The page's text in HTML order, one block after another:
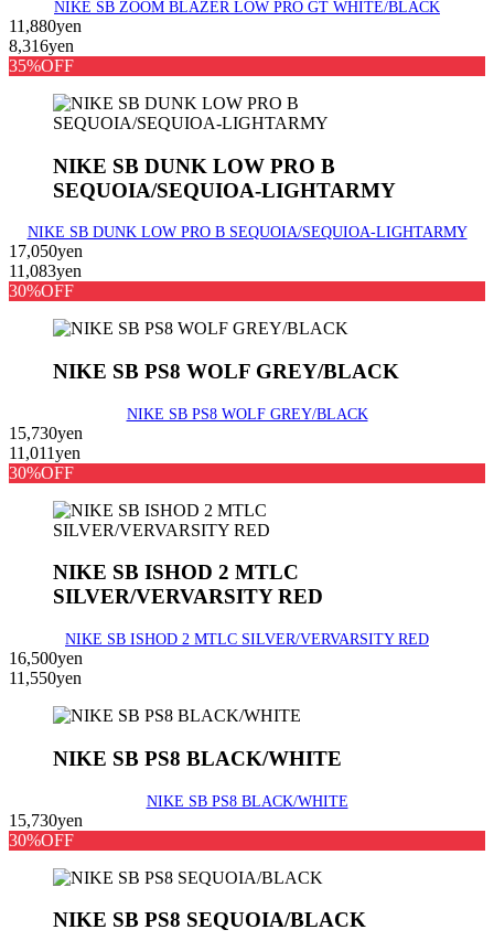
NIKE SB ZOOM BLAZER LOW PRO GT WHITE/BLACK
11,880yen
8,316yen
35%OFF
NIKE SB DUNK LOW PRO B
SEQUOIA/SEQUIOA-LIGHTARMY
NIKE SB DUNK LOW PRO B SEQUOIA/SEQUIOA-LIGHTARMY
17,050yen
11,083yen
30%OFF
NIKE SB PS8 WOLF GREY/BLACK
NIKE SB PS8 WOLF GREY/BLACK
15,730yen
11,011yen
30%OFF
NIKE SB ISHOD 2 MTLC
SILVER/VERVARSITY RED
NIKE SB ISHOD 2 MTLC SILVER/VERVARSITY RED
16,500yen
11,550yen
NIKE SB PS8 BLACK/WHITE
NIKE SB PS8 BLACK/WHITE
15,730yen
30%OFF
NIKE SB PS8 SEQUOIA/BLACK